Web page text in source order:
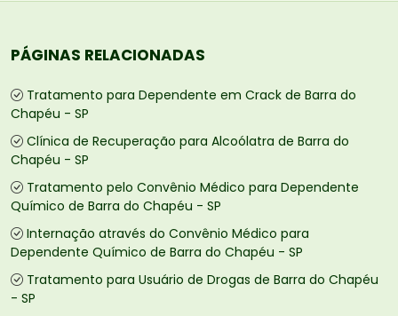
PÁGINAS RELACIONADAS
Tratamento para Dependente em Crack de Barra do
Chapéu - SP
Clínica de Recuperação para Alcoólatra de Barra do
Chapéu - SP
Tratamento pelo Convênio Médico para Dependente
Químico de Barra do Chapéu - SP
Internação através do Convênio Médico para
Dependente Químico de Barra do Chapéu - SP
Tratamento para Usuário de Drogas de Barra do Chapéu
- SP